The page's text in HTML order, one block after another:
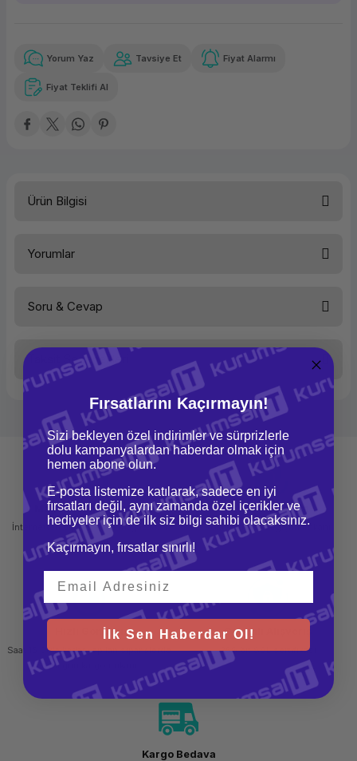
Güvenilir Alışveriş
Kolay iade imkanı
863,56 TL
Yorum Yaz Tavsiye Et Fiyat Alarmı
Fiyat Teklifi Al
Ürün Bilgisi
Yorumlar
Yorum Yaz
Soru & Cevap
Ürün hakkında henüz soru sorulmamış.
Taksit Seçenekleri
Mağazadan Teslimat
İnternetten sipariş et ve mağazadan
teslim al
İade ve Değişim
Kolay iade ve değişim imkanı
Hızlı Gönderi
Saat 15.00'a kadar yapılan siparişlerde
aynı gün kargo imkanı
Güvenli Alışveriş
256 bit SSL sertifikası
Kargo Bedava
Fırsatlarını Kaçırmayın!
Sizi bekleyen özel indirimler ve sürprizlerle
dolu kampanyalardan haberdar olmak için
hemen abone olun.
E-posta listemize katılarak, sadece en iyi
fırsatları değil, aynı zamanda özel içerikler ve
hediyeler için de ilk siz bilgi sahibi olacaksınız.
Kaçırmayın, fırsatlar sınırlı!
İlk Sen Haberdar Ol!